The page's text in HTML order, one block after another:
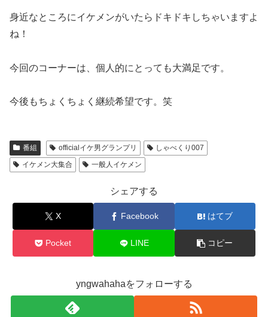
身近なところにイケメンがいたらドキドキしちゃいますよ
ね！
今回のコーナーは、個人的にとっても大満足です。
今後もちょくちょく継続希望です。笑
番組 officialイケ男グランプリ
しゃべくり007
イケメン大集合
一般人イケメン
シェアする
X Facebook はてブ
Pocket LINE コピー
yngwahahaをフォローする